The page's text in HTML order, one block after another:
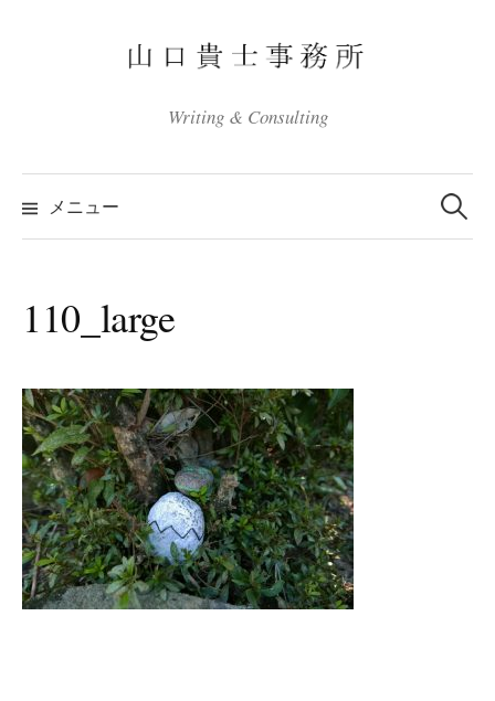
へ
ス
Writing & Consulting
メニュー
検
索:
110_large